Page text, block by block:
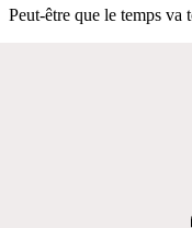
Peut-être que le temps va